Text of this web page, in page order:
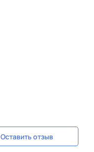
Оставить отзыв